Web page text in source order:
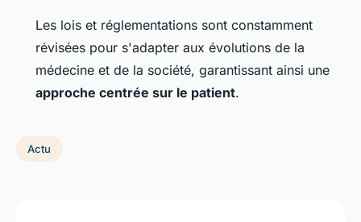
Les lois et réglementations sont constamment
révisées pour s'adapter aux évolutions de la
médecine et de la société, garantissant ainsi une
approche centrée sur le patient.
Actu